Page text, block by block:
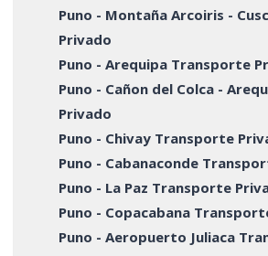
Puno - Montaña Arcoiris -
Privado
Puno - Arequipa Transporte
Puno - Cañon del Colca -
Privado
Puno - Chivay Transporte
Puno - Cabanaconde
Puno - La Paz Transporte
Puno - Copacabana
Puno - Aeropuerto Juliaca